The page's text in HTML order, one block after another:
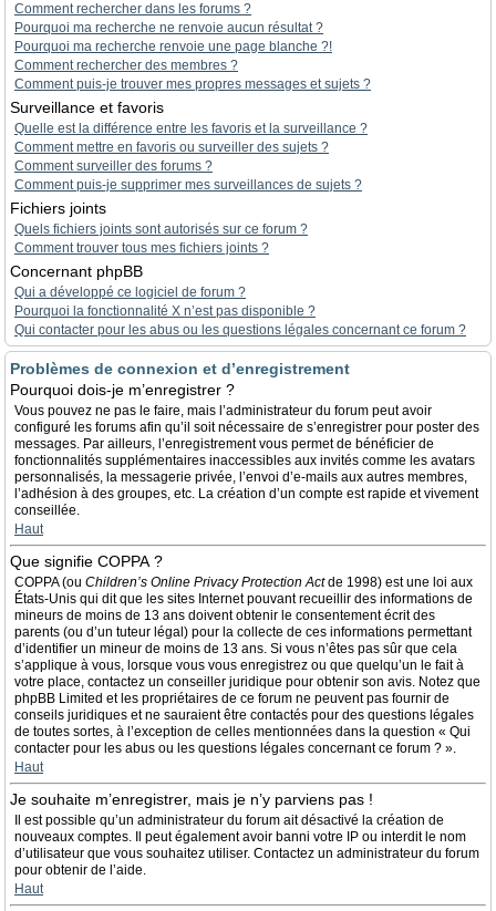
Comment rechercher dans les forums ?
Pourquoi ma recherche ne renvoie aucun résultat ?
Pourquoi ma recherche renvoie une page blanche ?!
Comment rechercher des membres ?
Comment puis-je trouver mes propres messages et sujets ?
Surveillance et favoris
Quelle est la différence entre les favoris et la surveillance ?
Comment mettre en favoris ou surveiller des sujets ?
Comment surveiller des forums ?
Comment puis-je supprimer mes surveillances de sujets ?
Fichiers joints
Quels fichiers joints sont autorisés sur ce forum ?
Comment trouver tous mes fichiers joints ?
Concernant phpBB
Qui a développé ce logiciel de forum ?
Pourquoi la fonctionnalité X n’est pas disponible ?
Qui contacter pour les abus ou les questions légales concernant ce forum ?
Problèmes de connexion et d’enregistrement
Pourquoi dois-je m’enregistrer ?
Vous pouvez ne pas le faire, mais l’administrateur du forum peut avoir
configuré les forums afin qu’il soit nécessaire de s’enregistrer pour poster des
messages. Par ailleurs, l’enregistrement vous permet de bénéficier de
fonctionnalités supplémentaires inaccessibles aux invités comme les avatars
personnalisés, la messagerie privée, l’envoi d’e-mails aux autres membres,
l’adhésion à des groupes, etc. La création d’un compte est rapide et vivement
conseillée.
Haut
Que signifie COPPA ?
COPPA (ou Children’s Online Privacy Protection Actde 1998) est une loi aux
États-Unis qui dit que les sites Internet pouvant recueillir des informations de
mineurs de moins de 13 ans doivent obtenir le consentement écrit des
parents (ou d’un tuteur légal) pour la collecte de ces informations permettant
d’identifier un mineur de moins de 13 ans. Si vous n’êtes pas sûr que cela
s’applique à vous, lorsque vous vous enregistrez ou que quelqu’un le fait à
votre place, contactez un conseiller juridique pour obtenir son avis. Notez que
phpBB Limited et les propriétaires de ce forum ne peuvent pas fournir de
conseils juridiques et ne sauraient être contactés pour des questions légales
de toutes sortes, à l’exception de celles mentionnées dans la question « Qui
contacter pour les abus ou les questions légales concernant ce forum ? ».
Haut
Je souhaite m’enregistrer, mais je n’y parviens pas !
Il est possible qu’un administrateur du forum ait désactivé la création de
nouveaux comptes. Il peut également avoir banni votre IP ou interdit le nom
d’utilisateur que vous souhaitez utiliser. Contactez un administrateur du forum
pour obtenir de l’aide.
Haut